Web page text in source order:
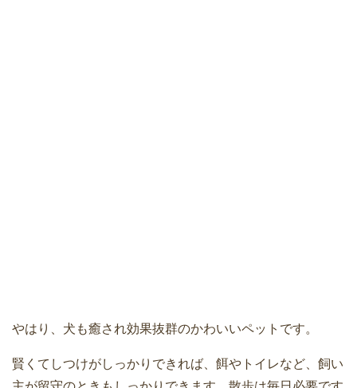
やはり、犬も癒され効果抜群のかわいいペットです。
賢くてしつけがしっかりできれば、餌やトイレなど、飼い